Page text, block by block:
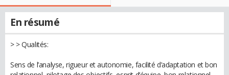
En résumé
> > Qualités:
Sens de l’analyse, rigueur et autonomie, facilité d’adaptation et bon